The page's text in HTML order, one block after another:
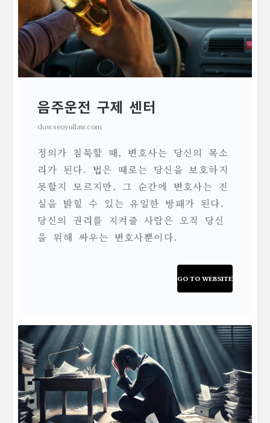
음주운전 구제 센터
duw.seoyullaw.com
정의가 침묵할 때, 변호사는 당신의 목소
리가 된다. 법은 때로는 당신을 보호하지
못할지 모르지만, 그 순간에 변호사는 진
실을 밝힐 수 있는 유일한 방패가 된다.
당신의 권리를 지켜줄 사람은 오직 당신
을 위해 싸우는 변호사뿐이다.
GO TO WEBSITE